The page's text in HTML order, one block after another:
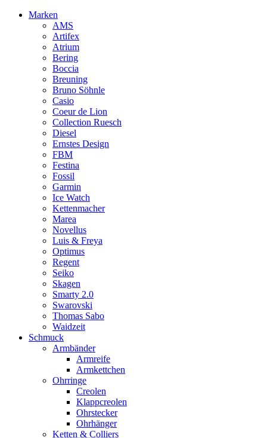
Marken
AMS
Artifex
Atrium
Bering
Boccia
Breuning
Bruno Söhnle
Casio
Coeur de Lion
Collection Ruesch
Diesel
Ernstes Design
FBM
Festina
Fossil
Garmin
Ice Watch
Kettenmacher
Marea
Novellus
Luis & Freya
Optimus
Regent
Seiko
Skagen
Smarty 2.0
Swarovski
Thomas Sabo
Waidzeit
Schmuck
Armbänder
Armreife
Armkettchen
Ohrringe
Creolen
Klappcreolen
Ohrstecker
Ohrhänger
Ketten & Colliers